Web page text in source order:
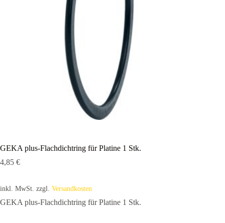
GEKA plus-Flachdichtring für Platine 1 Stk.
4,85 €
inkl. MwSt. zzgl. Versandkosten
GEKA plus-Flachdichtring für Platine 1 Stk.